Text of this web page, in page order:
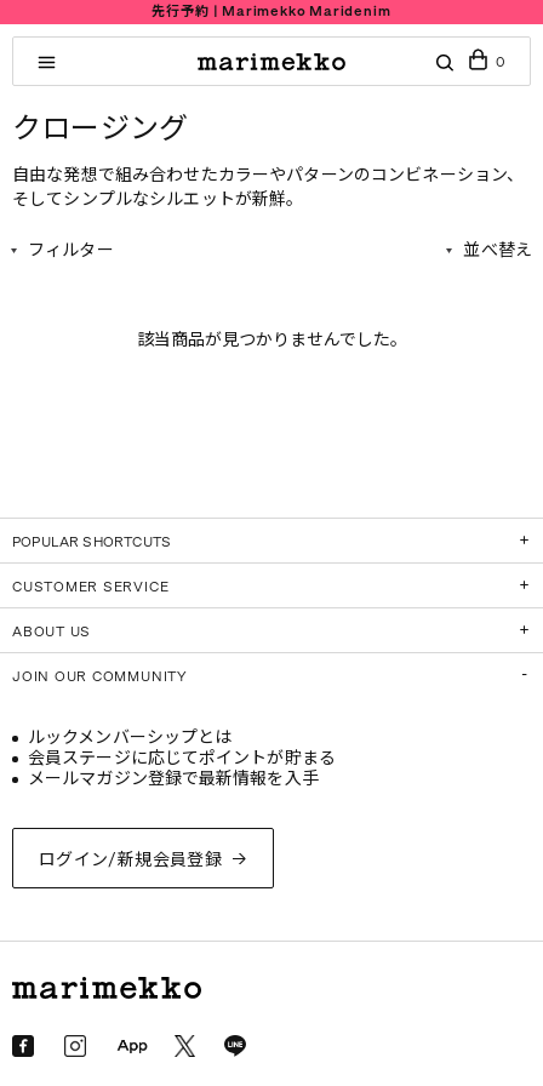
先行予約 | Marimekko Maridenim
0
クロージング
自由な発想で組み合わせたカラーやパターンのコンビネーション、
そしてシンプルなシルエットが新鮮。
フィルター 並べ替え
該当商品が見つかりませんでした。
POPULAR SHORTCUTS
CUSTOMER SERVICE
ABOUT US
JOIN OUR COMMUNITY
ログイン/新規会員登録
ルックメンバーシップとは
会員ステージに応じてポイントが貯まる
メールマガジン登録で最新情報を入手